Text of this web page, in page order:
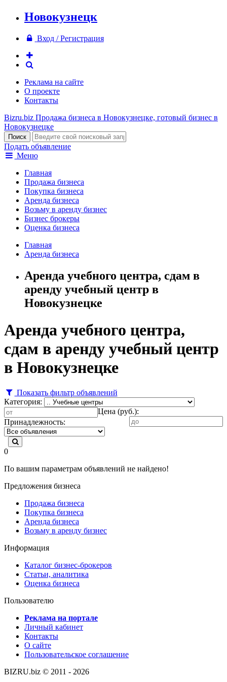
Новокузнецк
Вход / Регистрация
Реклама на сайте
О проекте
Контакты
Bizru.biz Продажа бизнеса в Новокузнецке, готовый бизнес в
Новокузнецке
Подать объявление
Меню
Главная
Продажа бизнеса
Покупка бизнеса
Аренда бизнеса
Возьму в аренду бизнес
Бизнес брокеры
Оценка бизнеса
Главная
Аренда бизнеса
Аренда учебного центра, сдам в
аренду учебный центр в
Новокузнецке
Аренда учебного центра,
сдам в аренду учебный центр
в Новокузнецке
Показать фильтр объявлений
Категория:
Цена (руб.):
Принадлежность:
0
По вашим параметрам объявлений не найдено!
Предложения бизнеса
Продажа бизнеса
Покупка бизнеса
Аренда бизнеса
Возьму в аренду бизнес
Информация
Каталог бизнес-брокеров
Статьи, аналитика
Оценка бизнеса
Пользователю
Реклама на портале
Личный кабинет
Контакты
О сайте
Пользовательское соглашение
BIZRU.biz © 2011 - 2026